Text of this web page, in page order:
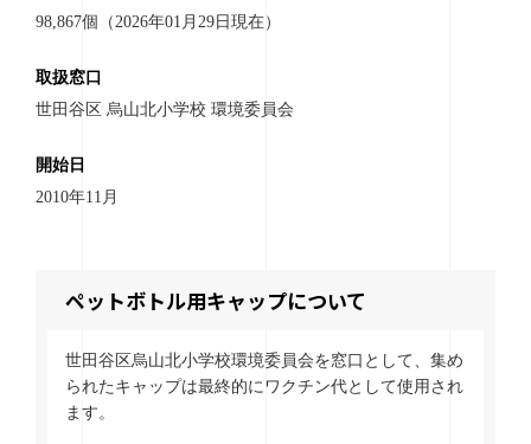
98,867個（2026年01月29日現在）
取扱窓口
世田谷区 烏山北小学校 環境委員会
開始日
2010年11月
ペットボトル用キャップについて
世田谷区烏山北小学校環境委員会を窓口として、集め
られたキャップは最終的にワクチン代として使用され
ます。